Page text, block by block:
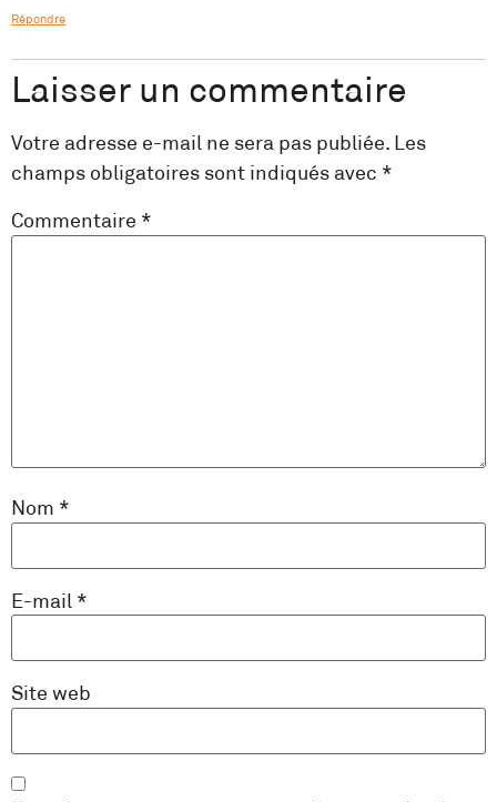
Répondre
Laisser un commentaire
Votre adresse e-mail ne sera pas publiée. Les
champs obligatoires sont indiqués avec *
Commentaire *
Nom *
E-mail *
Site web